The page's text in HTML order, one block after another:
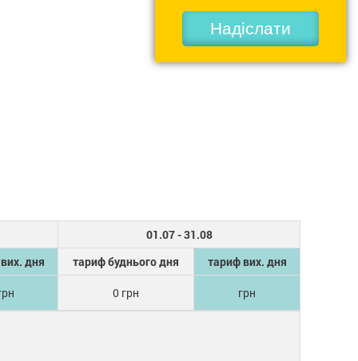
Надіслати
01.07 - 31.08
дня
тариф буднього дня тариф вих. дня
0 грн грн